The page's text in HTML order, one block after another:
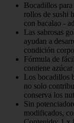
Bocadillos
rollos de sushi
con bacalao -
Las sabrosas
ayudan a
condición
Fórmula de
contiene
Los bocadillos
no solo
conserva los
Sin
modificados,